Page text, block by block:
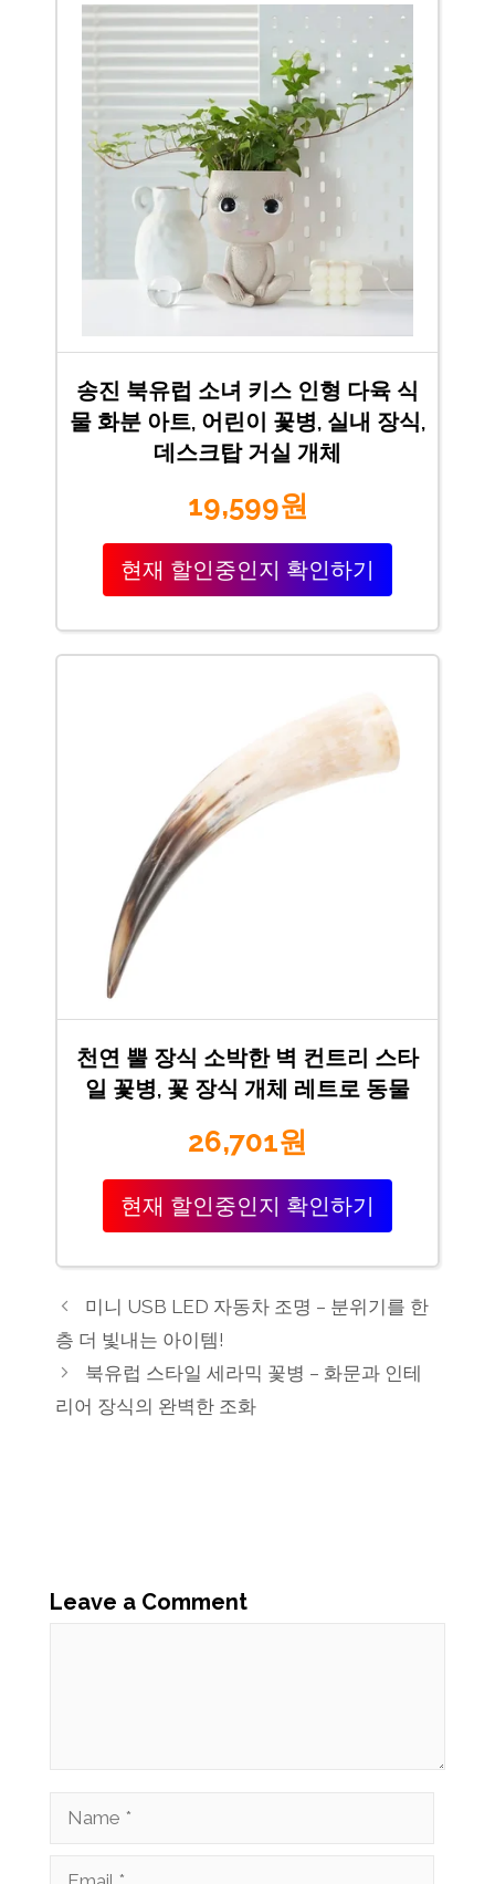
송진 북유럽 소녀 키스 인형 다육 식
물 화분 아트, 어린이 꽃병, 실내 장식,
데스크탑 거실 개체
19,599원
현재 할인중인지 확인하기
천연 뿔 장식 소박한 벽 컨트리 스타
일 꽃병, 꽃 장식 개체 레트로 동물
26,701원
현재 할인중인지 확인하기
미니 USB LED 자동차 조명 – 분위기를 한
층 더 빛내는 아이템!
북유럽 스타일 세라믹 꽃병 – 화문과 인테
리어 장식의 완벽한 조화
Leave a Comment
Name
Email